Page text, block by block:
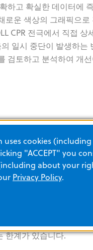
하고 확실한 데이터에
로운 색상의 그래픽으
CPR 전극에서 직접
일시 중단이 발생하는
검토하고 분석하여 개
어플리케이
하기 위해서는 주요
한계가 있습니다.
uses cookies
"ACCEPT" you
about your
Privacy Policy.